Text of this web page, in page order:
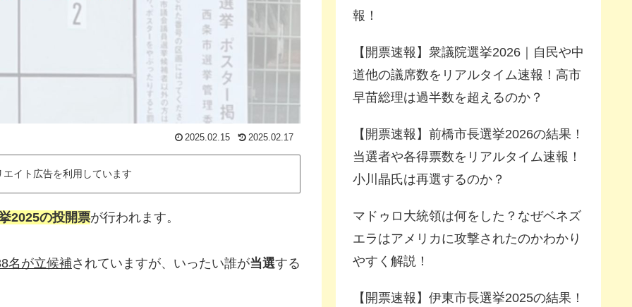
2025.02.15 2025.02.17
イト広告を利用しています
2025の投開票が行われます。
名が立候補されていますが、いったい誰が当選する
報！
【開票速報】衆議院選挙2026｜自民や中
道他の議席数をリアルタイム速報！高市
早苗総理は過半数を超えるのか？
【開票速報】前橋市長選挙2026の結果！
当選者や各得票数をリアルタイム速報！
小川晶氏は再選するのか？
マドゥロ大統領は何をした？なぜベネズ
エラはアメリカに攻撃されたのかわかり
やすく解説！
【開票速報】伊東市長選挙2025の結果！